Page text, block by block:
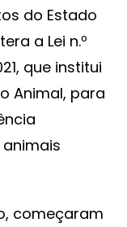
do Estado
a Lei n.º
que institui
Animal, para
começaram